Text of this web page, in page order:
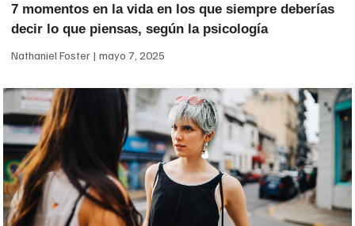
7 momentos en la vida en los que siempre deberías
decir lo que piensas, según la psicología
Nathaniel Foster mayo 7, 2025